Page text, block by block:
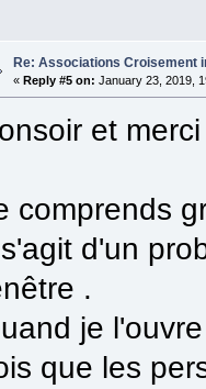
Re: Associations Croisement
« Reply #5 on: January 23, 2019,
et
comprends
d'un
.
je
que les